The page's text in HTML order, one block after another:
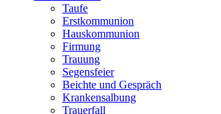
Taufe
Erstkommunion
Hauskommunion
Firmung
Trauung
Segensfeier
Beichte und Gespräch
Krankensalbung
Trauerfall